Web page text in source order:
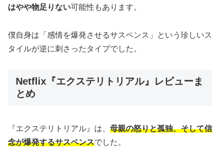
はやや物足りない可能性もあります。
僕自身は「感情を爆発させるサスペンス」という珍しいス
タイルが逆に刺さったタイプでした。
Netflix『エクステリトリアル』レビューま
とめ
『エクステリトリアル』は、 母親の怒りと孤独、そして信
念が爆発するサスペンスでした。